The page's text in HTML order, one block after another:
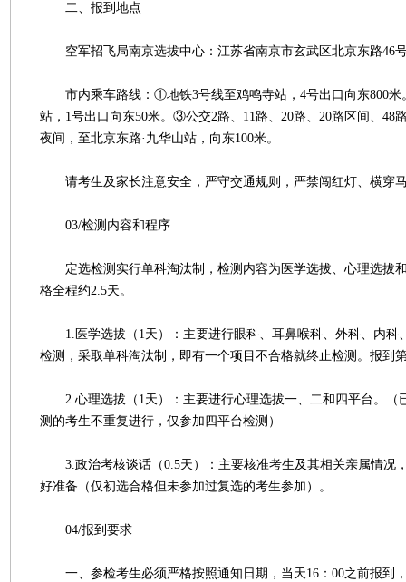
二、报到地点
空军招飞局南京选拔中心：江苏省南京市玄武区北京东路46
市内乘车路线：①地铁3号线至鸡鸣寺站，4号出口向东800米
站，1号出口向东50米。③公交2路、11路、20路、20路区间、48
夜间，至北京东路·九华山站，向东100米。
请考生及家长注意安全，严守交通规则，严禁闯红灯、横穿
03/检测内容和程序
定选检测实行单科淘汰制，检测内容为医学选拔、心理选拔
格全程约2.5天。
1.医学选拔（1天）：主要进行眼科、耳鼻喉科、外科、内科
检测，采取单科淘汰制，即有一个项目不合格就终止检测。报到
2.心理选拔（1天）：主要进行心理选拔一、二和四平台。（
测的考生不重复进行，仅参加四平台检测）
3.政治考核谈话（0.5天）：主要核准考生及其相关亲属情况
好准备（仅初选合格但未参加过复选的考生参加）。
04/报到要求
一、参检考生必须严格按照通知日期，当天16：00之前报到